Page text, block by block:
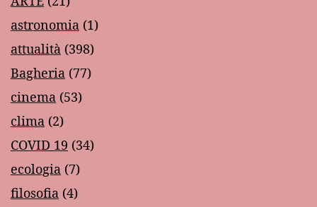
astronomia (1)
attualità (398)
Bagheria (77)
cinema (53)
clima (2)
COVID 19 (34)
ecologia (7)
filosofia (4)